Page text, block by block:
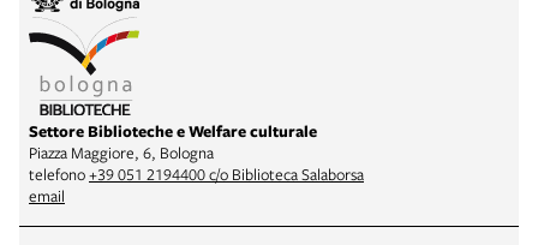
Settore Biblioteche e Welfare culturale
Piazza Maggiore, 6, Bologna
telefono+39 051 2194400 c/o Biblioteca Salaborsa
email